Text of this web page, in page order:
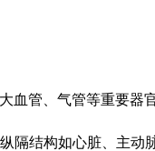
血管、气管等重要器
隔结构如心脏、主动